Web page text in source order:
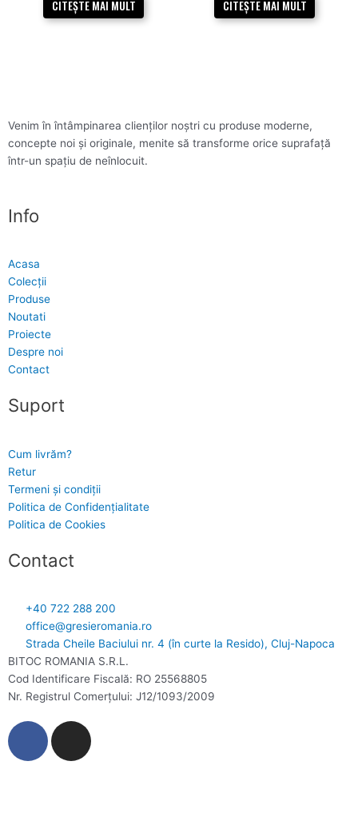
CITEȘTE MAI MULT CITEȘTE MAI MULT
Venim în întâmpinarea clienților noștri cu produse moderne,
concepte noi și originale, menite să transforme orice suprafață
într-un spațiu de neînlocuit.
Info
Acasa
Colecții
Produse
Noutati
Proiecte
Despre noi
Contact
Suport
Cum livrăm?
Retur
Termeni și condiții
Politica de Confidențialitate
Politica de Cookies
Contact
+40 722 288 200
office@gresieromania.ro
Strada Cheile Baciului nr. 4 (în curte la Resido), Cluj-Napoca
BITOC ROMANIA S.R.L.
Cod Identificare Fiscală: RO 25568805
Nr. Registrul Comerţului: J12/1093/2009
F
I